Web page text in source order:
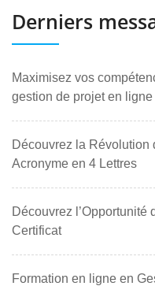
Derniers
Maximisez vos
gestion de projet en ligne
Découvrez la Révolution
Acronyme en 4 Lettres
Découvrez
Certificat
Formation en ligne en